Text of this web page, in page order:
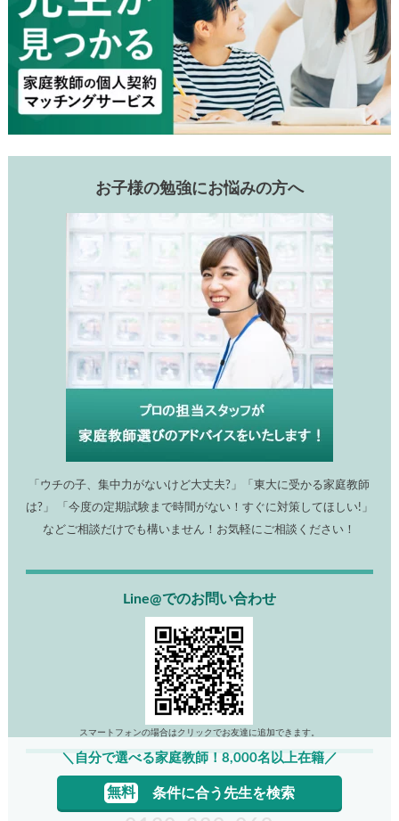
お子様の勉強にお悩みの方へ
「ウチの子、集中力がないけど大丈夫?」「東大に受かる家庭教師
は?」 「今度の定期試験まで時間がない！すぐに対策してほしい!」
などご相談だけでも構いません！お気軽にご相談ください！
Line@でのお問い合わせ
スマートフォンの場合はクリックでお友達に追加できます。
電話でのお問い合わせ
＼自分で選べる家庭教師！8,000名以上在籍／
無料 条件に合う先生を検索